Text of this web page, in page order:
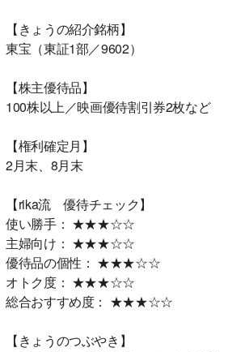
【きょうの紹介銘柄】
東宝（東証1部／9602）
【株主優待品】
100株以上／映画優待割引券2枚など
【権利確定月】
2月末、8月末
【rika流 優待チェック】
使い勝手： ★★★☆☆
主婦向け： ★★★☆☆
優待品の個性： ★★★☆☆
オトク度： ★★★☆☆
総合おすすめ度： ★★★☆☆
【きょうのつぶやき】